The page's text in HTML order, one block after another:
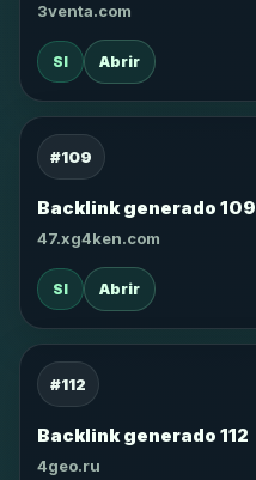
3venta.com
SI Abrir
#109
Backlink generado 109
47.xg4ken.com
SI Abrir
#112
Backlink generado 112
4geo.ru